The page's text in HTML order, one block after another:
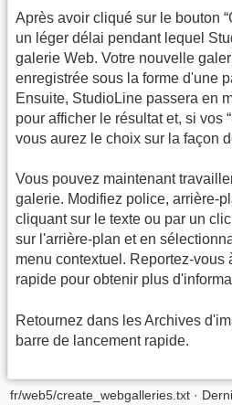
Après avoir cliqué sur le bouton
un léger délai pendant lequel
galerie Web. Votre nouvelle
enregistrée sous la forme d'une
Ensuite, StudioLine passera en
pour afficher le résultat et, si vos
vous aurez le choix sur la façon
Vous pouvez maintenant
galerie. Modifiez police, arrière-
cliquant sur le texte ou par un
sur l'arrière-plan et en
menu contextuel. Reportez-vous
rapide pour obtenir plus
Retournez dans les Archives
barre de lancement rapide.
fr/web5/create_webgalleries.txt ·